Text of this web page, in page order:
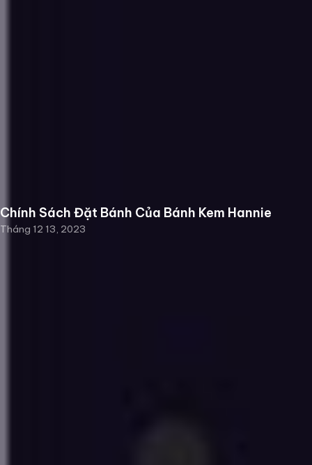
Chính Sách Đặt Bánh Của Bánh Kem Hannie
Tháng 12 13, 2023